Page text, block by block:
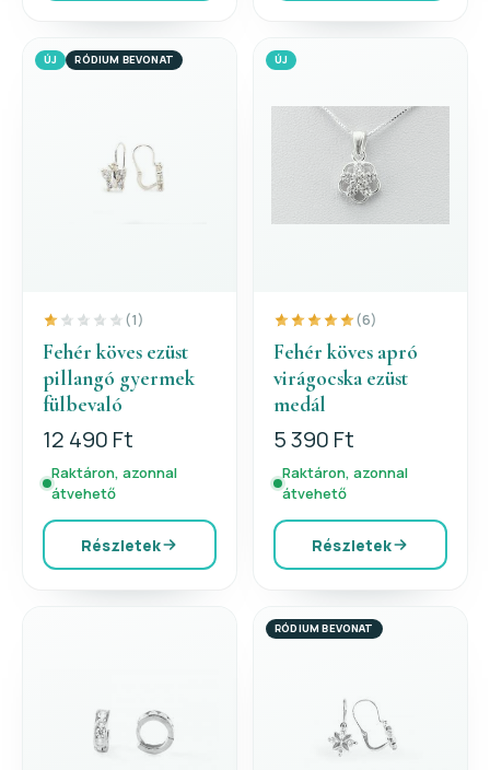
ÚJ RÓDIUM BEVONAT
(1)
Fehér köves ezüst
pillangó gyermek
fülbevaló
12 490 Ft
Raktáron, azonnal
átvehető
Részletek
ÚJ
(6)
Fehér köves apró
virágocska ezüst
medál
5 390 Ft
Raktáron, azonnal
átvehető
Részletek
RÓDIUM BEVONAT